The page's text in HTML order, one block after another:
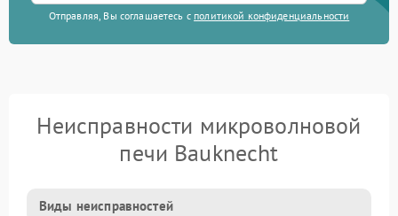
Отправляя, Вы соглашаетесь с политикой конфиденциальности
Неисправности микроволновой
печи Bauknecht
Виды неисправностей